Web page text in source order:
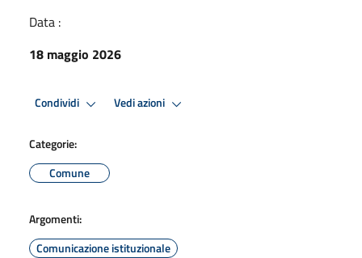
Data :
18 maggio 2026
Condividi Vedi azioni
Categorie:
Comune
Argomenti:
Comunicazione istituzionale